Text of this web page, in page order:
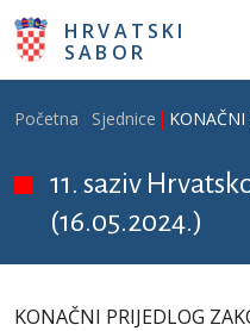
Skoči na glavni sadržaj
HRVATSKI
SABOR
Breadcrumb
Početna Sjednice
11. saziv
(16.05.2024.)
KONAČNI PRIJEDLOG